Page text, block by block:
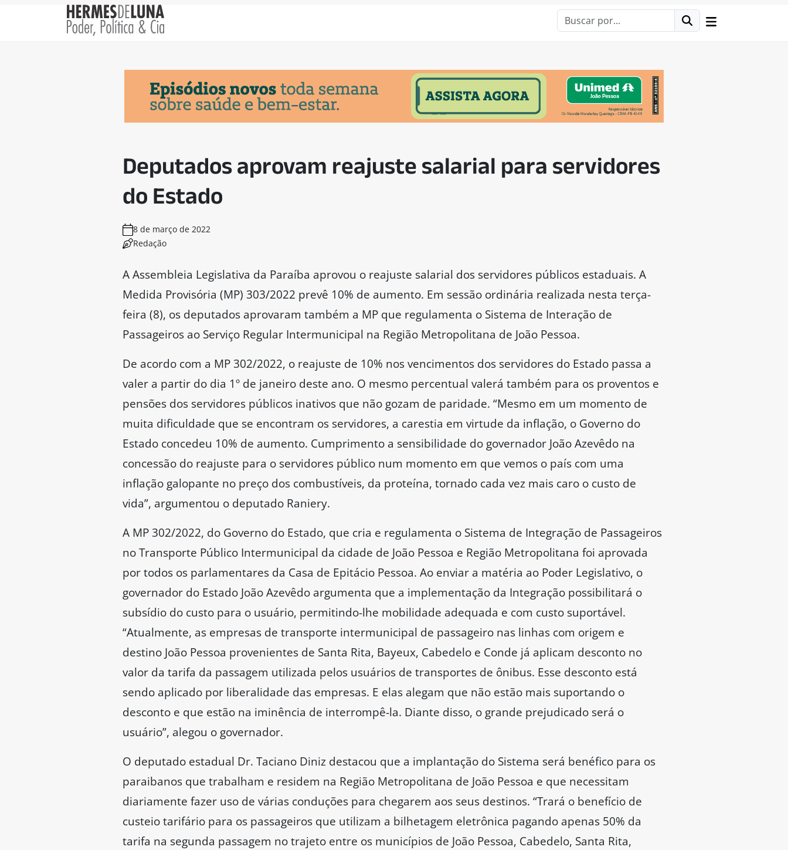
Deputados aprovam reajuste salarial para servidores
do Estado
8 de março de 2022
Redação
A Assembleia Legislativa da Paraíba aprovou o reajuste salarial dos servidores públicos estaduais. A
Medida Provisória (MP) 303/2022 prevê 10% de aumento. Em sessão ordinária realizada nesta terça-
feira (8), os deputados aprovaram também a MP que regulamenta o Sistema de Interação de
Passageiros ao Serviço Regular Intermunicipal na Região Metropolitana de João Pessoa.
De acordo com a MP 302/2022, o reajuste de 10% nos vencimentos dos servidores do Estado passa a
valer a partir do dia 1º de janeiro deste ano. O mesmo percentual valerá também para os proventos e
pensões dos servidores públicos inativos que não gozam de paridade. “Mesmo em um momento de
muita dificuldade que se encontram os servidores, a carestia em virtude da inflação, o Governo do
Estado concedeu 10% de aumento. Cumprimento a sensibilidade do governador João Azevêdo na
concessão do reajuste para o servidores público num momento em que vemos o país com uma
inflação galopante no preço dos combustíveis, da proteína, tornado cada vez mais caro o custo de
vida”, argumentou o deputado Raniery.
A MP 302/2022, do Governo do Estado, que cria e regulamenta o Sistema de Integração de Passageiros
no Transporte Público Intermunicipal da cidade de João Pessoa e Região Metropolitana foi aprovada
por todos os parlamentares da Casa de Epitácio Pessoa. Ao enviar a matéria ao Poder Legislativo, o
governador do Estado João Azevêdo argumenta que a implementação da Integração possibilitará o
subsídio do custo para o usuário, permitindo-lhe mobilidade adequada e com custo suportável.
“Atualmente, as empresas de transporte intermunicipal de passageiro nas linhas com origem e
destino João Pessoa provenientes de Santa Rita, Bayeux, Cabedelo e Conde já aplicam desconto no
valor da tarifa da passagem utilizada pelos usuários de transportes de ônibus. Esse desconto está
sendo aplicado por liberalidade das empresas. E elas alegam que não estão mais suportando o
desconto e que estão na iminência de interrompê-la. Diante disso, o grande prejudicado será o
usuário”, alegou o governador.
O deputado estadual Dr. Taciano Diniz destacou que a implantação do Sistema será benéfico para os
paraibanos que trabalham e residem na Região Metropolitana de João Pessoa e que necessitam
diariamente fazer uso de várias conduções para chegarem aos seus destinos. “Trará o benefício de
custeio tarifário para os passageiros que utilizam a bilhetagem eletrônica pagando apenas 50% da
tarifa na segunda passagem no trajeto entre os municípios de João Pessoa, Cabedelo, Santa Rita,